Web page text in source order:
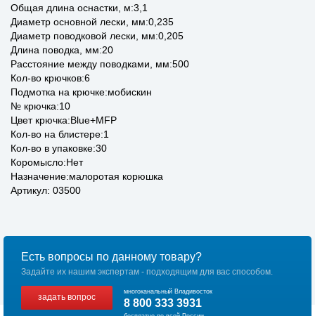
Общая длина оснастки, м:3,1
Диаметр основной лески, мм:0,235
Диаметр поводковой лески, мм:0,205
Длина поводка, мм:20
Расстояние между поводками, мм:500
Кол-во крючков:6
Подмотка на крючке:мобискин
№ крючка:10
Цвет крючка:Blue+MFP
Кол-во на блистере:1
Кол-во в упаковке:30
Коромысло:Нет
Назначение:малоротая корюшка
Артикул: 03500
Есть вопросы по данному товару?
Задайте их нашим экспертам - подходящим для вас способом.
задать вопрос
многоканальный Владивосток
8 800 333 3931